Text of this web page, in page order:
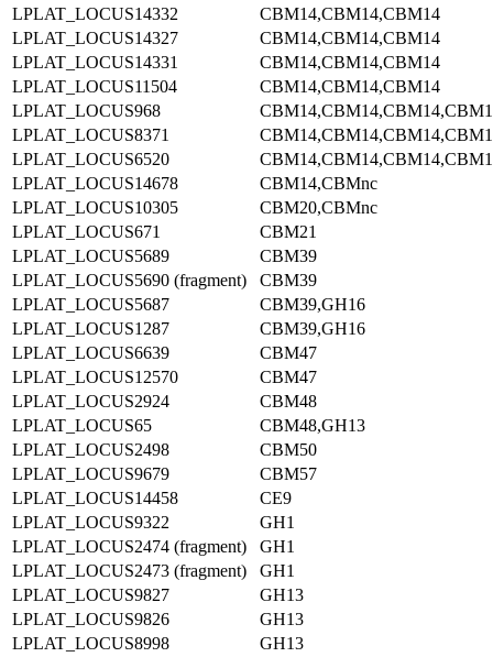
LPLAT_LOCUS14332
CBM14,CBM14,CBM14
LPLAT_LOCUS14327
CBM14,CBM14,CBM14
LPLAT_LOCUS14331
CBM14,CBM14,CBM14
LPLAT_LOCUS11504
CBM14,CBM14,CBM14
LPLAT_LOCUS968
LPLAT_LOCUS8371
LPLAT_LOCUS6520
LPLAT_LOCUS14678
CBM14,CBMnc
LPLAT_LOCUS10305
CBM20,CBMnc
LPLAT_LOCUS671
CBM21
LPLAT_LOCUS5689
CBM39
LPLAT_LOCUS5690 (fragment)
CBM39
LPLAT_LOCUS5687
CBM39,GH16
LPLAT_LOCUS1287
CBM39,GH16
LPLAT_LOCUS6639
CBM47
LPLAT_LOCUS12570
CBM47
LPLAT_LOCUS2924
CBM48
LPLAT_LOCUS65
CBM48,GH13
LPLAT_LOCUS2498
CBM50
LPLAT_LOCUS9679
CBM57
LPLAT_LOCUS14458
CE9
LPLAT_LOCUS9322
GH1
LPLAT_LOCUS2474 (fragment)
GH1
LPLAT_LOCUS2473 (fragment)
GH1
LPLAT_LOCUS9827
GH13
LPLAT_LOCUS9826
GH13
LPLAT_LOCUS8998
GH13